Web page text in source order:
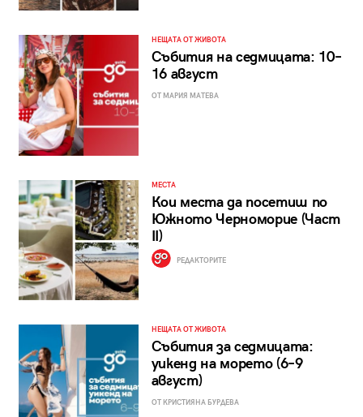
НЕЩАТА ОТ ЖИВОТА
Събития на седмицата: 10–
16 август
ОТ МАРИЯ МАТЕВА
МЕСТА
Кои места да посетиш по
Южното Черноморие (Част
II)
РЕДАКТОРИТЕ
НЕЩАТА ОТ ЖИВОТА
Събития за седмицата:
уикенд на морето (6–9
август)
ОТ КРИСТИЯНА БУРДЕВА